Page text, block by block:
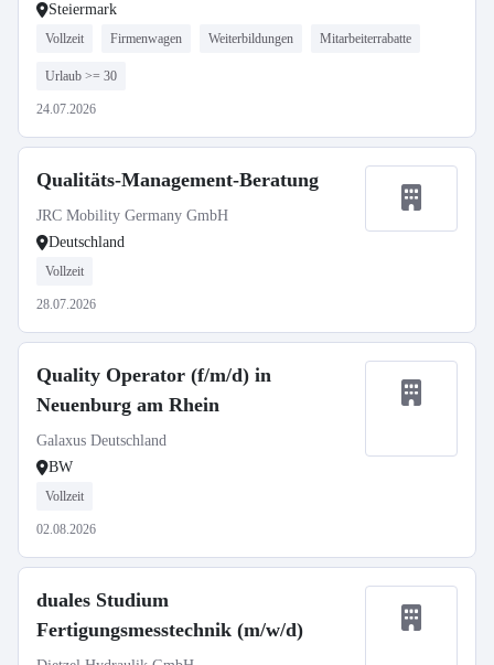
Steiermark
Vollzeit Firmenwagen Weiterbildungen Mitarbeiterrabatte
Urlaub >= 30
24.07.2026
Qualitäts-Management-Beratung
JRC Mobility Germany GmbH
Deutschland
Vollzeit
28.07.2026
Quality Operator (f/m/d) in
Neuenburg am Rhein
Galaxus Deutschland
BW
Vollzeit
02.08.2026
duales Studium
Fertigungsmesstechnik (m/w/d)